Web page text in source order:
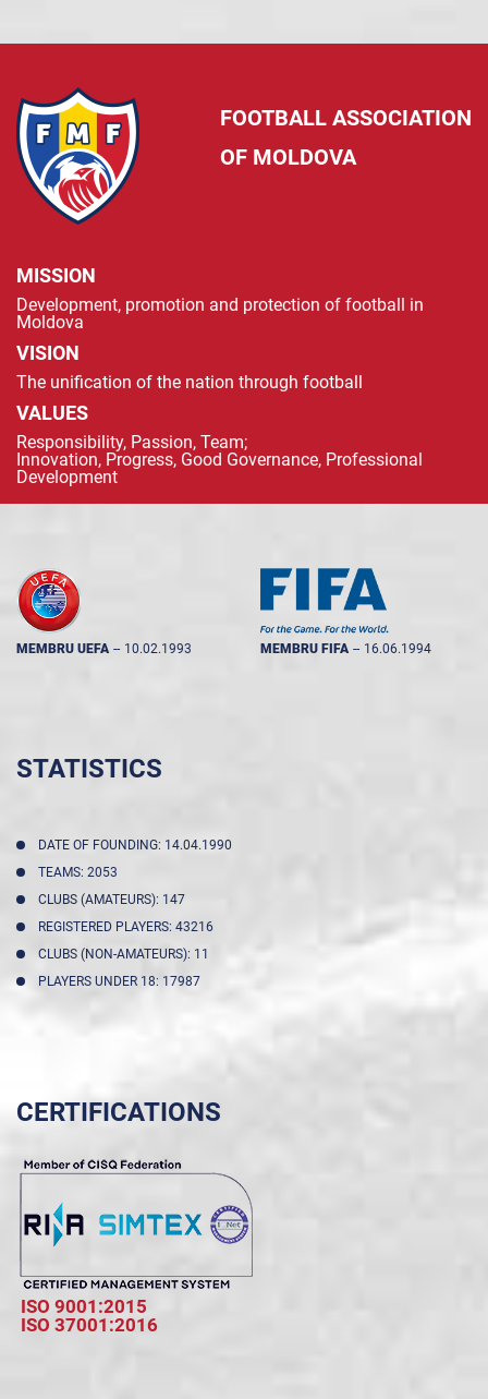
FOOTBALL ASSOCIATION
OF MOLDOVA
MISSION
Development, promotion and protection of football in
Moldova
VISION
The unification of the nation through football
VALUES
Responsibility, Passion, Team;
Innovation, Progress, Good Governance, Professional
Development
MEMBRU UEFA -- 10.02.1993 MEMBRU FIFA -- 16.06.1994
STATISTICS
DATE OF FOUNDING: 14.04.1990
TEAMS: 2053
CLUBS (AMATEURS): 147
REGISTERED PLAYERS: 43216
CLUBS (NON-AMATEURS): 11
PLAYERS UNDER 18: 17987
CERTIFICATIONS
ISO 9001:2015
ISO 37001:2016